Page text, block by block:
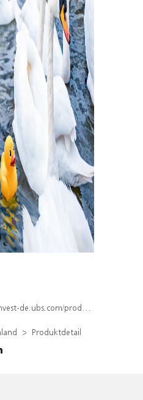
produkt/detail/index/isin/DE000WA53T80
Produktdetail